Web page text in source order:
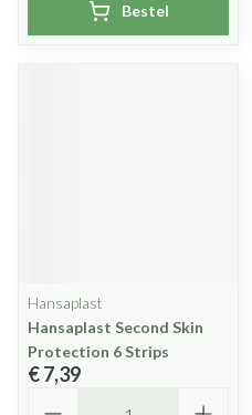
Bestel
Hansaplast
Hansaplast Second Skin
Protection 6 Strips
€ 7,39